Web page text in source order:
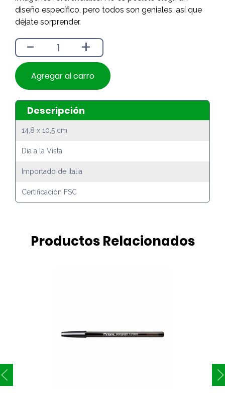
diseño específico, pero todos son geniales, así que
déjate sorprender.
- +
Agregar al carro
Descripción
14,8 x 10,5 cm
Día a la Vista
Importado de Italia
Certificación FSC
Productos Relacionados